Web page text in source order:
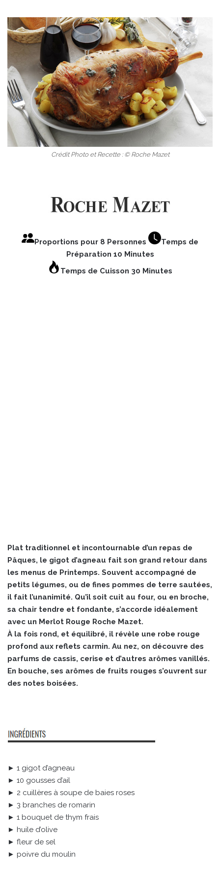
Crédit Photo et Recette : © Roche Mazet
Proportions pour 8 Personnes
Temps de
Préparation 10 Minutes
Temps de Cuisson 30 Minutes
Plat traditionnel et incontournable d’un repas de
Pâques, le gigot d’agneau fait son grand retour dans
les menus de Printemps. Souvent accompagné de
petits légumes, ou de fines pommes de terre sautées,
il fait l’unanimité. Qu’il soit cuit au four, ou en broche,
sa chair tendre et fondante, s’accorde idéalement
avec un Merlot Rouge Roche Mazet.
À la fois rond, et équilibré, il révèle une robe rouge
profond aux reflets carmin. Au nez, on découvre des
parfums de cassis, cerise et d’autres arômes vanillés.
En bouche, ses arômes de fruits rouges s’ouvrent sur
des notes boisées.
► 1 gigot d’agneau
► 10 gousses d’ail
► 2 cuillères à soupe de baies roses
► 3 branches de romarin
► 1 bouquet de thym frais
► huile d’olive
► fleur de sel
► poivre du moulin